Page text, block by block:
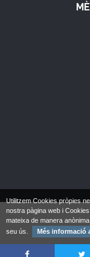
Utilitzem Cookies pròpies
nostra pàgina web i
mateixa de manera
seu ús.
Més informació